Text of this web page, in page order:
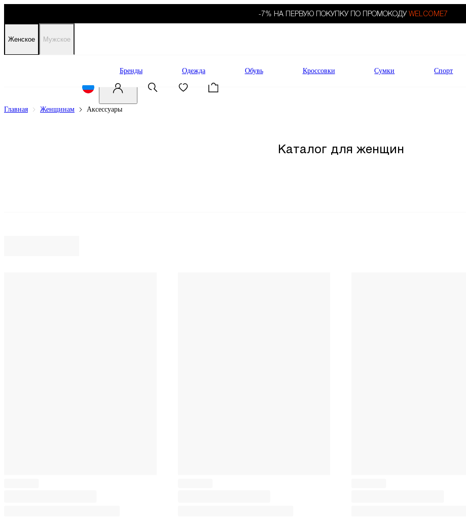
-7% НА ПЕРВУЮ ПОКУПКУ ПО ПРОМОКОДУ WELCOME7
Женское Мужское
Бренды Одежда Обувь Кроссовки Сумки Спорт
Главная Женщинам Аксессуары
Каталог для женщин